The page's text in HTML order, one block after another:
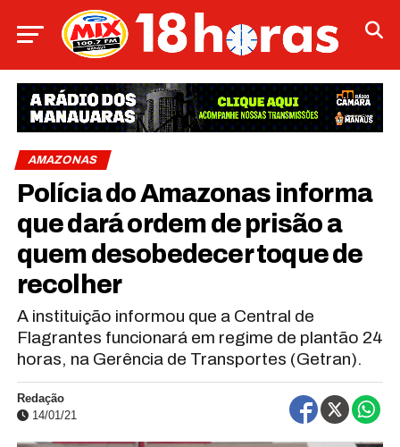
AMAZONAS
Polícia do Amazonas informa
que dará ordem de prisão a
quem desobedecer toque de
recolher
A instituição informou que a Central de
Flagrantes funcionará em regime de plantão 24
horas, na Gerência de Transportes (Getran).
Redação
14/01/21